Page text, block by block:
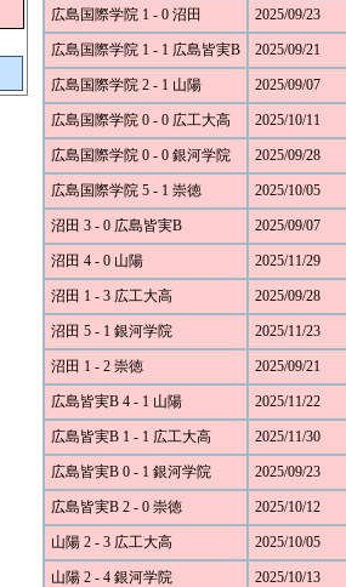
広島国際学院 1 - 0 沼田 2025/09/23
広島国際学院 1 - 1 広島皆実B 2025/09/21
広島国際学院 2 - 1 山陽 2025/09/07
広島国際学院 0 - 0 広工大高 2025/10/11
広島国際学院 0 - 0 銀河学院 2025/09/28
広島国際学院 5 - 1 崇徳 2025/10/05
沼田 3 - 0 広島皆実B 2025/09/07
沼田 4 - 0 山陽 2025/11/29
沼田 1 - 3 広工大高 2025/09/28
沼田 5 - 1 銀河学院 2025/11/23
沼田 1 - 2 崇徳 2025/09/21
広島皆実B 4 - 1 山陽 2025/11/22
広島皆実B 1 - 1 広工大高 2025/11/30
広島皆実B 0 - 1 銀河学院 2025/09/23
広島皆実B 2 - 0 崇徳 2025/10/12
山陽 2 - 3 広工大高 2025/10/05
山陽 2 - 4 銀河学院 2025/10/13